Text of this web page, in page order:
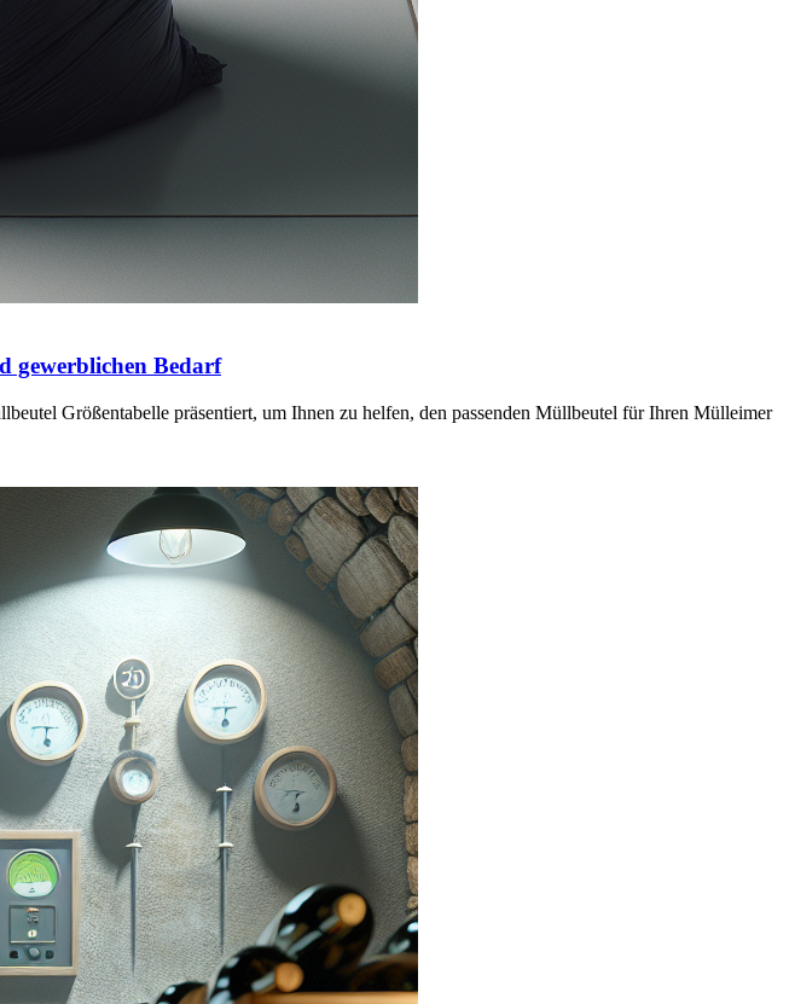
gewerblichen Bedarf
Größentabelle präsentiert, um Ihnen zu helfen, den passenden Müllbeutel für Ihren Mülleimer